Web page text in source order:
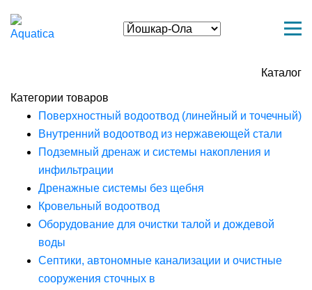
Каталог
Категории товаров
Поверхностный водоотвод (линейный и точечный)
Внутренний водоотвод из нержавеющей стали
Подземный дренаж и системы накопления и
инфильтрации
Дренажные системы без щебня
Кровельный водоотвод
Оборудование для очистки талой и дождевой
воды
Септики, автономные канализации и очистные
сооружения сточных в